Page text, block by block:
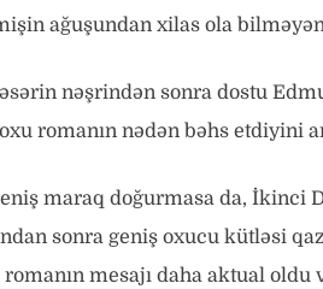
ağuşundan xilas ola
nəşrindən sonra dostu
romanın nədən bəhs etdiyini
maraq doğurmasa da, İkinci
sonra geniş oxucu kütləsi
mesajı daha aktual